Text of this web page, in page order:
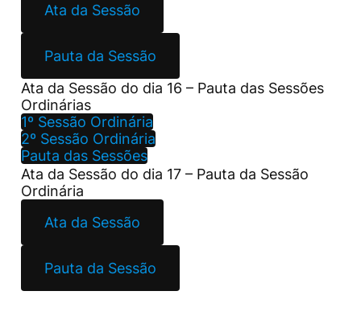
Ata da Sessão
Pauta da Sessão
Ata da Sessão do dia 16 – Pauta das Sessões
Ordinárias
1º Sessão Ordinária
2º Sessão Ordinária
Pauta das Sessões
Ata da Sessão do dia 17 – Pauta da Sessão
Ordinária
Ata da Sessão
Pauta da Sessão